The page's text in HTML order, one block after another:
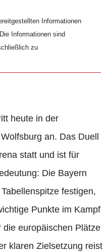
Informationen
Informationen sind
zu
heute in der
an. Das Duell
statt und ist für
Die Bayern
festigen,
Punkte im Kampf
europäischen Plätze
klaren Zielsetzung reist